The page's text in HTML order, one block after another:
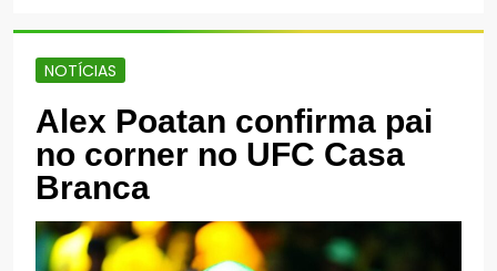
NOTÍCIAS
Alex Poatan confirma pai
no corner no UFC Casa
Branca